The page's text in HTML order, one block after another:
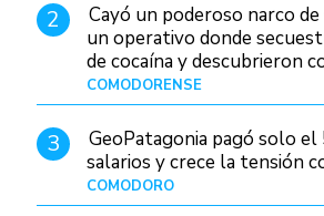
2
Cayó un poderoso narco
un operativo donde
de cocaína y descubrieron
Patagonia
COMODORENSE
3
GeoPatagonia pagó solo el
salarios y crece la tensión
COMODORO